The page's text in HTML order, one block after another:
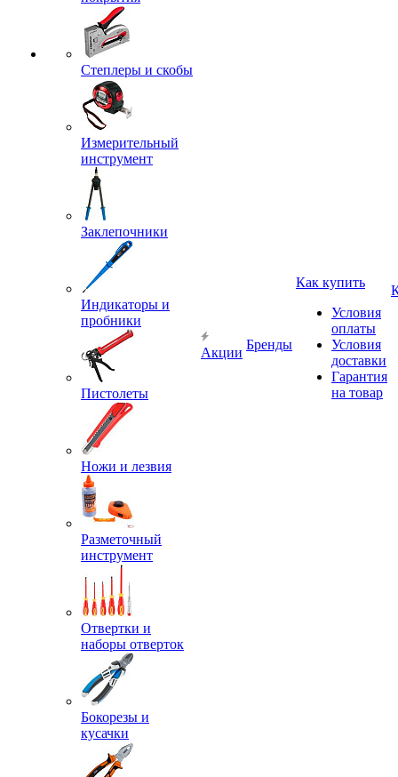
Степлеры и скобы
Измерительный
инструмент
Заклепочники
Индикаторы и
пробники
Пистолеты
Ножи и лезвия
Разметочный
инструмент
Отвертки и
наборы отверток
Бокорезы и
кусачки
Акции
Бренды
Как купить
Условия
оплаты
Условия
доставки
Гарантия
на товар